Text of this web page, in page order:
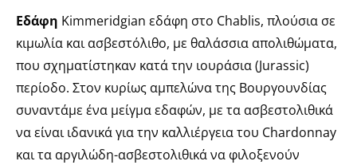
Εδάφη Kimmeridgian εδάφη στο Chablis, πλούσια σε
κιμωλία και ασβεστόλιθο, με θαλάσσια απολιθώματα,
που σχηματίστηκαν κατά την ιουράσια (Jurassic)
περίοδο. Στον κυρίως αμπελώνα της Βουργουνδίας
συναντάμε ένα μείγμα εδαφών, με τα ασβεστολιθικά
να είναι ιδανικά για την καλλιέργεια του Chardonnay
και τα αργιλώδη-ασβεστολιθικά να φιλοξενούν